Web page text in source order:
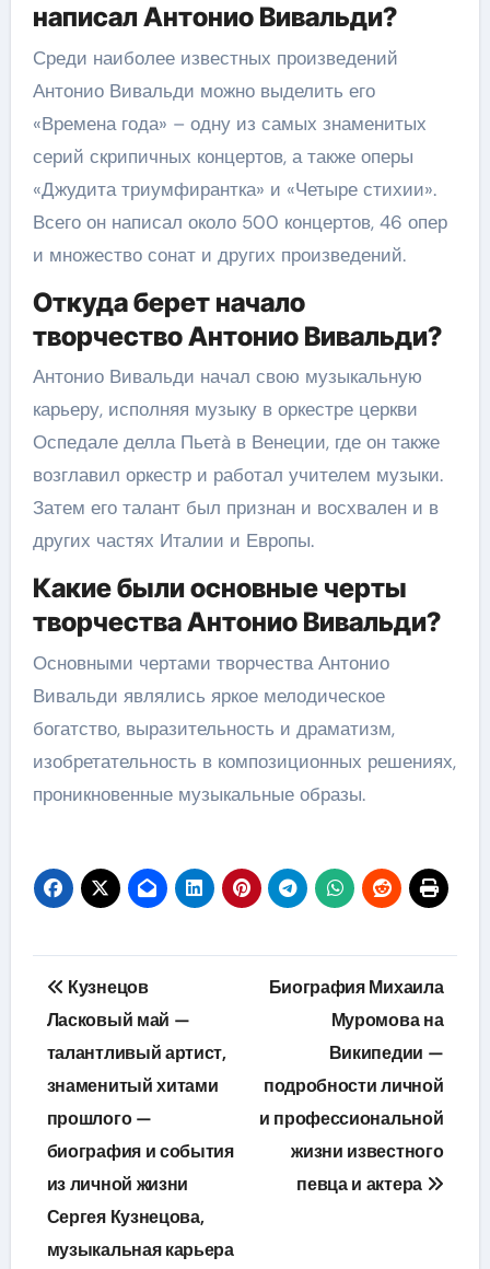
написал Антонио Вивальди?
Среди наиболее известных произведений
Антонио Вивальди можно выделить его
«Времена года» – одну из самых знаменитых
серий скрипичных концертов, а также оперы
«Джудита триумфирантка» и «Четыре стихии».
Всего он написал около 500 концертов, 46 опер
и множество сонат и других произведений.
Откуда берет начало
творчество Антонио Вивальди?
Антонио Вивальди начал свою музыкальную
карьеру, исполняя музыку в оркестре церкви
Оспедале делла Пьетà в Венеции, где он также
возглавил оркестр и работал учителем музыки.
Затем его талант был признан и восхвален и в
других частях Италии и Европы.
Какие были основные черты
творчества Антонио Вивальди?
Основными чертами творчества Антонио
Вивальди являлись яркое мелодическое
богатство, выразительность и драматизм,
изобретательность в композиционных решениях,
проникновенные музыкальные образы.
Навигация
по
записям
Кузнецов
Ласковый май —
талантливый артист,
знаменитый хитами
прошлого —
биография и события
из личной жизни
Сергея Кузнецова,
музыкальная карьера
Биография Михаила
Муромова на
Википедии —
подробности личной
и профессиональной
жизни известного
певца и актера